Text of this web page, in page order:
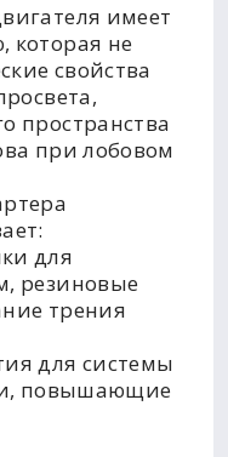
имеет
которая не
свойства
пространства
при лобовом
для
резиновые
трения
для системы
повышающие